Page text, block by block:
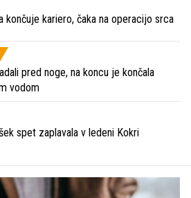
končuje kariero, čaka na operacijo srca
pred noge, na koncu je končala
vodom
spet zaplavala v ledeni Kokri